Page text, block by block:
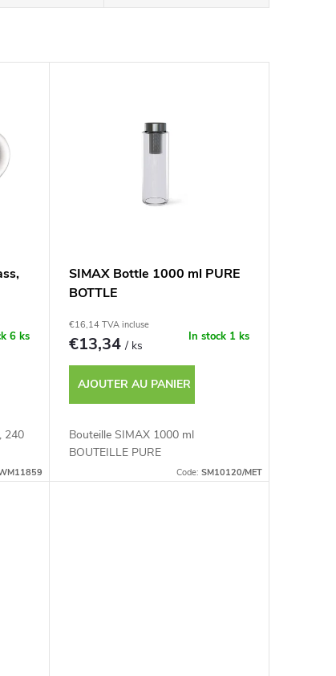
6 ks
240
SIMAX Bottle 1000 ml PURE
BOTTLE
€16,14 TVA incluse
€13,34/ ks
In stock 1 ks
AJOUTER AU PANIER
Bouteille SIMAX 1000 ml
BOUTEILLE PURE
Code: SM10120/MET